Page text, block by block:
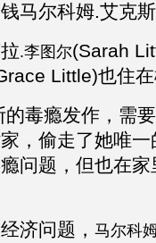
马尔科姆.艾克
.李图尔(Sarah
Little)也住
的毒瘾发作，需
，偷走了她唯
问题，但也在
济问题， 马尔科